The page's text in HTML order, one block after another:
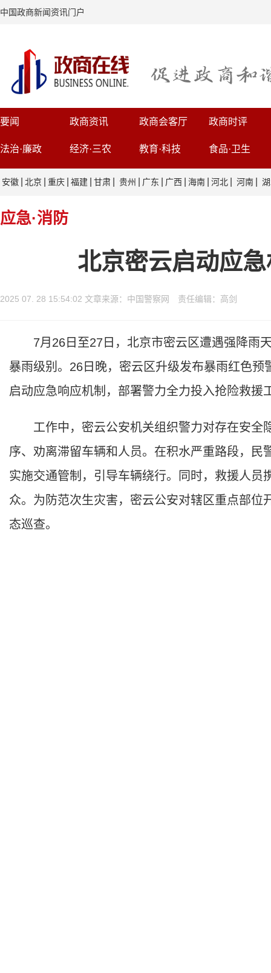
中国政商新闻资讯门户
要闻 政商资讯 政商会客厅 政商时评
法治·廉政 经济·三农 教育·科技 食品·卫生
安徽 北京 重庆 福建 甘肃 贵州 广东 广西 海南 河北 河南
应急·消防
北京密云启动应
2025 07. 28 15:54:02 文章来源：中国警察网 责任编辑：高剑
7月26日至27日，北京市密云区遭遇强降雨
暴雨级别。26日晚，密云区升级发布暴雨红色
启动应急响应机制，部署警力全力投入抢险救援
工作中，密云公安机关组织警力对存在安全
序、劝离滞留车辆和人员。在积水严重路段，
实施交通管制，引导车辆绕行。同时，救援人
众。为防范次生灾害，密云公安对辖区重点部
态巡查。